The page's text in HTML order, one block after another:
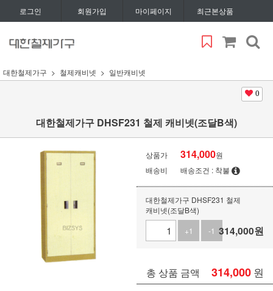
로그인 회원가입 마이페이지 최근본상품
대한철제가구 철제캐비넷 일반캐비넷
0
대한철제가구 DHSF231 철제 캐비넷(조달B색)
상품가 314,000원
배송비
배송조건 : 착불
대한철제가구 DHSF231 철제
캐비넷(조달B색)
+1
-1 314,000원
총 상품 금액 314,000 원